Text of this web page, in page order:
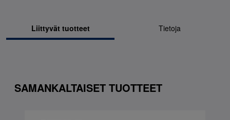
Liittyvät tuotteet Tietoja
SAMANKALTAISET TUOTTEET